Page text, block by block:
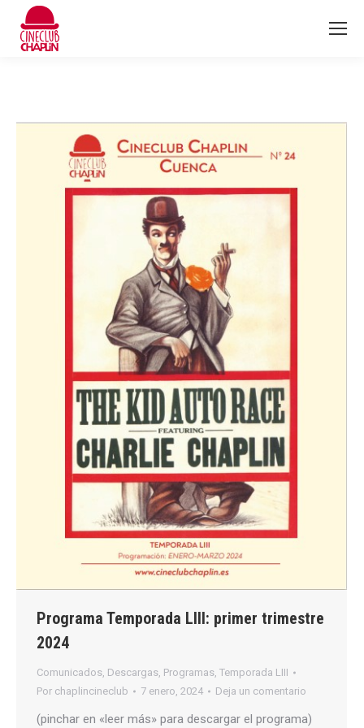
Programa Temporada LIII: primer trimestre
2024
Comunicados, Descargas, Programas, Temporada LIII
Por chaplincineclub 7 enero, 2024 Deja un comentario
(pinchar en «leer más» para descargar el programa)